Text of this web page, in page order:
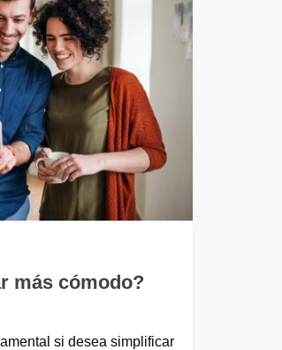
más cómodo?
si desea simplificar